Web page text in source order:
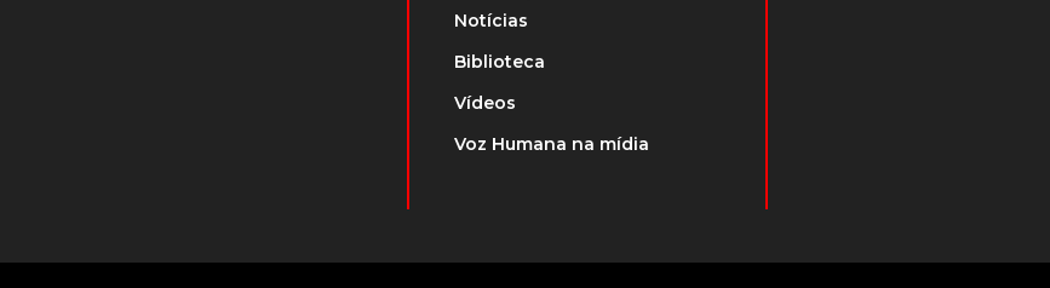
Notícias
Biblioteca
Vídeos
Voz Humana na mídia